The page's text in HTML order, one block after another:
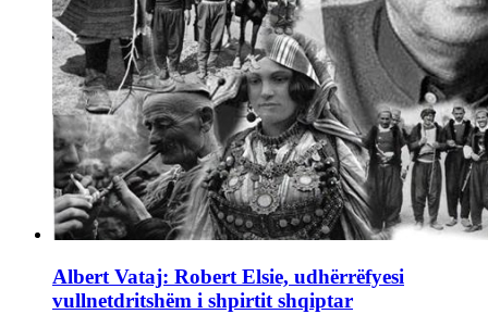
Albert Vataj: Robert Elsie, udhërrëfyesi
vullnetdritshëm i shpirtit shqiptar